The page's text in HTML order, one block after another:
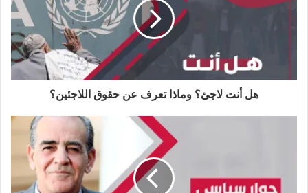
ب
ك
إ
ن
ا
م
هل أنت لاجئ؟ وماذا تعرف عن حقوق اللاجئين؟